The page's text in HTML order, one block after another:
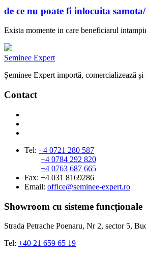
de ce nu poate fi inlocuita
Exista momente in care beneficiarul
Seminee Expert
Șeminee Expert importă, comercializează
Contact
Tel: +4 0721 280 587
+4 0784 292 820
+4 0763 687 665
Fax: +4 031 8169286
Email: office@seminee-expert.ro
Showroom cu sisteme funcționale
Strada Petrache Poenaru, Nr 2, sector 5,
Tel: +40 21 659 65 19